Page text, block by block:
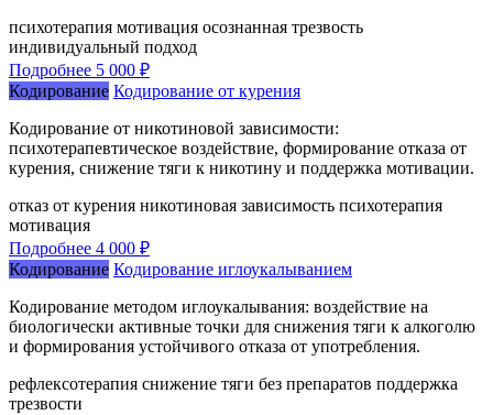
психотерапия мотивация осознанная трезвость
индивидуальный подход
Подробнее 5 000 ₽
Кодирование Кодирование от курения
Кодирование от никотиновой зависимости:
психотерапевтическое воздействие, формирование отказа от
курения, снижение тяги к никотину и поддержка мотивации.
отказ от курения никотиновая зависимость психотерапия
мотивация
Подробнее 4 000 ₽
Кодирование Кодирование иглоукалыванием
Кодирование методом иглоукалывания: воздействие на
биологически активные точки для снижения тяги к алкоголю
и формирования устойчивого отказа от употребления.
рефлексотерапия снижение тяги без препаратов поддержка
трезвости